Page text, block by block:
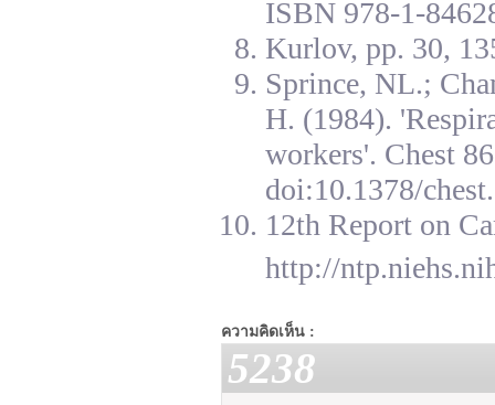
ISBN 978-1-
Kurlov, pp. 30,
Sprince, NL.;
H. (1984).
workers'. Chest
doi:10.1378/
12th Report on
http://
ความคิดเห็น :
5238